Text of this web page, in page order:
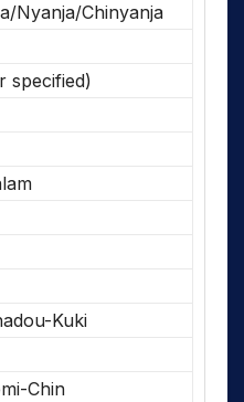
Nyanja/Chinyanja
specified)
Kuki
Chin